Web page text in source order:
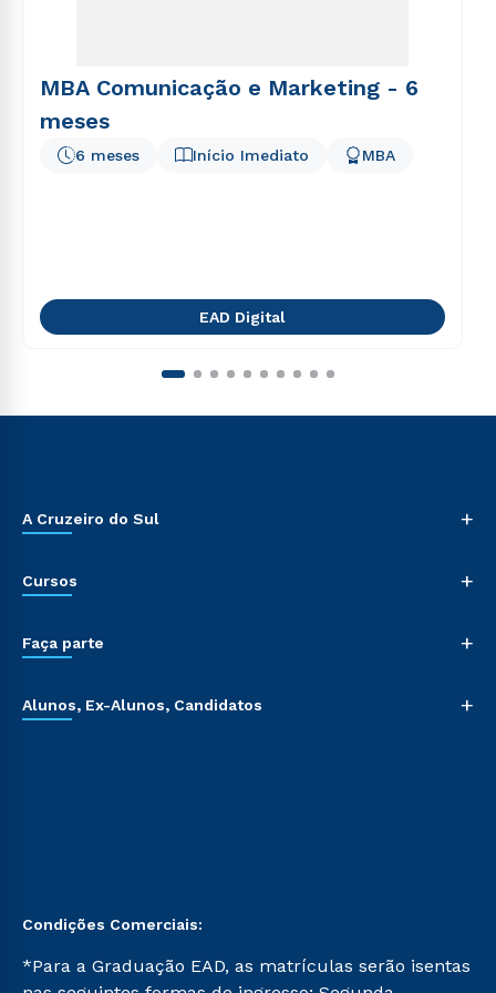
MBA Comunicação e Marketing - 6
meses
Início Imediato
6 meses MBA
EAD Digital
A Cruzeiro do Sul +
Cursos +
Faça parte +
Alunos, Ex-Alunos, Candidatos +
Condições Comerciais:
*Para a Graduação EAD, as matrículas serão isentas